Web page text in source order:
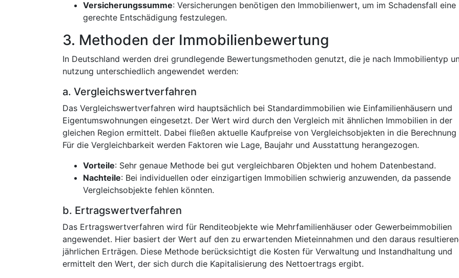
Versicherungssumme: Versicherungen benötigen den Immobilienwert, um im Schadensfall eine
gerechte Entschädigung festzulegen.
3. Methoden der Immobilienbewertung
In Deutschland werden drei grundlegende Bewertungsmethoden genutzt, die je nach Immobilientyp
nutzung unterschiedlich angewendet werden:
a. Vergleichswertverfahren
Das Vergleichswertverfahren wird hauptsächlich bei Standardimmobilien wie Einfamilienhäusern und
Eigentumswohnungen eingesetzt. Der Wert wird durch den Vergleich mit ähnlichen Immobilien in der
gleichen Region ermittelt. Dabei fließen aktuelle Kaufpreise von Vergleichsobjekten in die Berechnung
Für die Vergleichbarkeit werden Faktoren wie Lage, Baujahr und Ausstattung herangezogen.
Vorteile: Sehr genaue Methode bei gut vergleichbaren Objekten und hohem Datenbestand.
Nachteile: Bei individuellen oder einzigartigen Immobilien schwierig anzuwenden, da passende
Vergleichsobjekte fehlen könnten.
b. Ertragswertverfahren
Das Ertragswertverfahren wird für Renditeobjekte wie Mehrfamilienhäuser oder Gewerbeimmobilien
angewendet. Hier basiert der Wert auf den zu erwartenden Mieteinnahmen und den daraus
jährlichen Erträgen. Diese Methode berücksichtigt die Kosten für Verwaltung und Instandhaltung und
ermittelt den Wert, der sich durch die Kapitalisierung des Nettoertrags ergibt.